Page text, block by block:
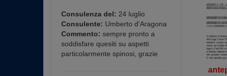
Consulenza del: 24 luglio
Consulente: Umberto d'Aragona
Commento: sempre pronto a
soddisfare quesiti su aspetti
particolarmente spinosi, grazie